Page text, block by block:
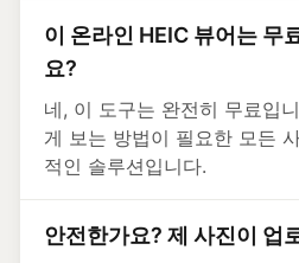
이 온라인 HEIC 뷰어는 무
요?
네, 이 도구는 완전히 무료입
게 보는 방법이 필요한 모든
적인 솔루션입니다.
안전한가요? 제 사진이 업